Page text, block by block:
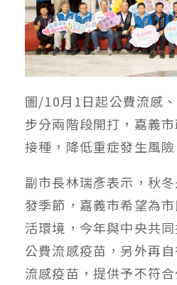
圖/10月1日起公費流感
步分兩階段開打，嘉義
接種，降低重症發生風
副市長林瑞彥表示，秋
發季節，嘉義市希望為
活環境，今年與中央共
公費流感疫苗，另外再
流感疫苗，提供予不符